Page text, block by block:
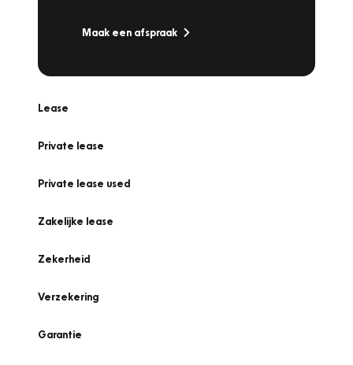
Maak een afspraak
Lease
Private lease
Private lease used
Zakelijke lease
Zekerheid
Verzekering
Garantie